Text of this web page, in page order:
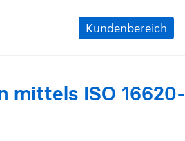
Kundenbereich
mittels ISO 16620-